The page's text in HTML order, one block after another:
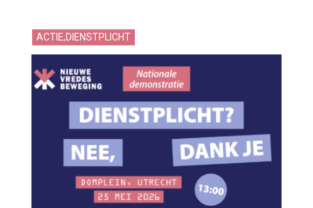
ACTIE,DIENSTPLICHT